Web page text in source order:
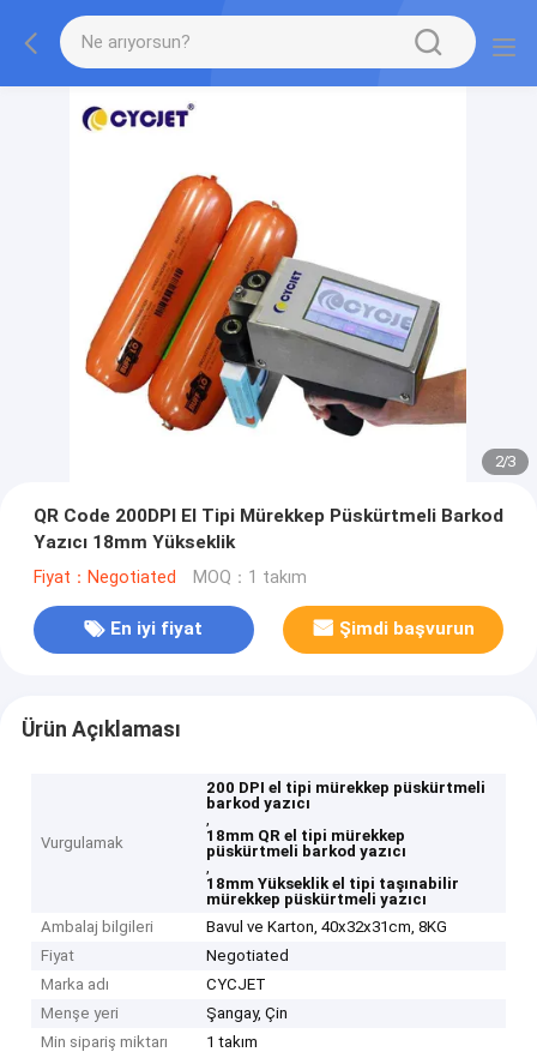
2/3
QR Code 200DPI El Tipi Mürekkep Püskürtmeli Barkod
Yazıcı 18mm Yükseklik
Fiyat：Negotiated MOQ：1 takım
En iyi fiyat Şimdi başvurun
Ürün Açıklaması
Vurgulamak
200 DPI el tipi mürekkep püskürtmeli
barkod yazıcı
,
18mm QR el tipi mürekkep
püskürtmeli barkod yazıcı
,
18mm Yükseklik el tipi taşınabilir
mürekkep püskürtmeli yazıcı
Ambalaj bilgileri
Bavul ve Karton, 40x32x31cm, 8KG
Fiyat
Negotiated
Marka adı
CYCJET
Menşe yeri
Şangay, Çin
Min sipariş miktarı
1 takım